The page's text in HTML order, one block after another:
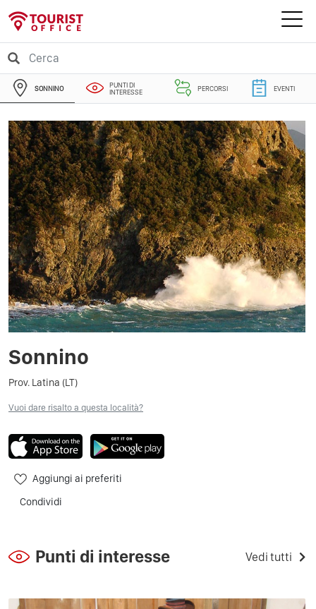
SONNINO
PUNTI DI
INTERESSE
PERCORSI EVENTI
Sonnino
Prov. Latina (LT)
Vuoi dare risalto a questa località?
Aggiungi ai preferiti
Condividi
Punti di interesse Vedi tutti